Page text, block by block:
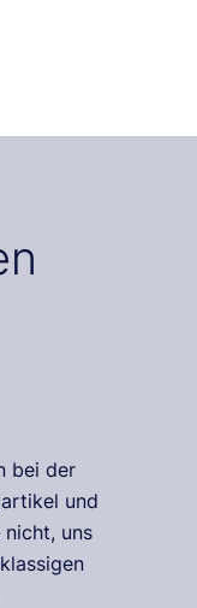
bei der
und
nicht, uns